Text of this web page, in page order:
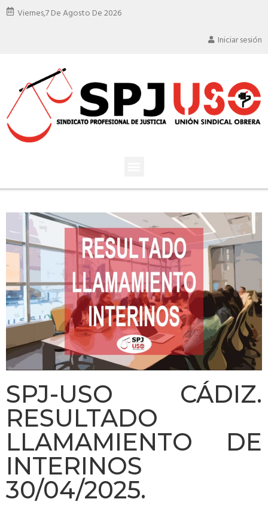
Viernes,7 De Agosto De 2026
Iniciar sesión
SPJ-USO CÁDIZ.
RESULTADO
LLAMAMIENTO DE
INTERINOS
30/04/2025.